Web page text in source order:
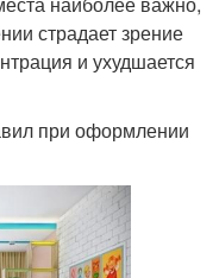
страдает зрение
и ухудшается
при оформлении